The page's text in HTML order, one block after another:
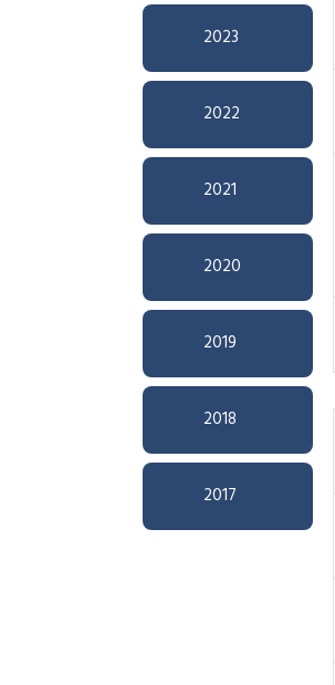
2023
2022
2021
2020
2019
2018
2017